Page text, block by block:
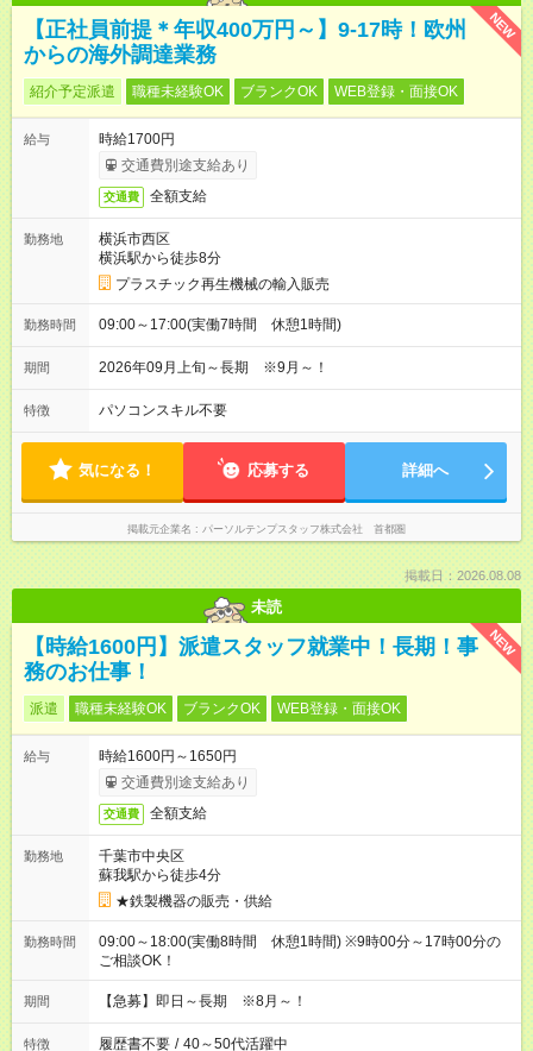
NEW
【正社員前提＊年収400万円～】9-17時！欧州
からの海外調達業務
紹介予定派遣 職種未経験OK ブランクOK WEB登録・面接OK
給与
時給1700円
交通費別途支給あり
交通費 全額支給
勤務地
横浜市西区
横浜駅から徒歩8分
プラスチック再生機械の輸入販売
勤務時間 09:00～17:00(実働7時間 休憩1時間)
期間 2026年09月上旬～長期 ※9月～！
特徴 パソコンスキル不要
気になる！ 応募する 詳細へ
掲載元企業名 パーソルテンプスタッフ株式会社 首都圏
掲載日：2026.08.08
未読
NEW
【時給1600円】派遣スタッフ就業中！長期！事
務のお仕事！
派遣 職種未経験OK ブランクOK WEB登録・面接OK
給与
時給1600円～1650円
交通費別途支給あり
交通費 全額支給
勤務地
千葉市中央区
蘇我駅から徒歩4分
★鉄製機器の販売・供給
勤務時間
09:00～18:00(実働8時間 休憩1時間) ※9時00分～17時00分の
ご相談OK！
期間 【急募】即日～長期 ※8月～！
特徴 履歴書不要 / 40～50代活躍中